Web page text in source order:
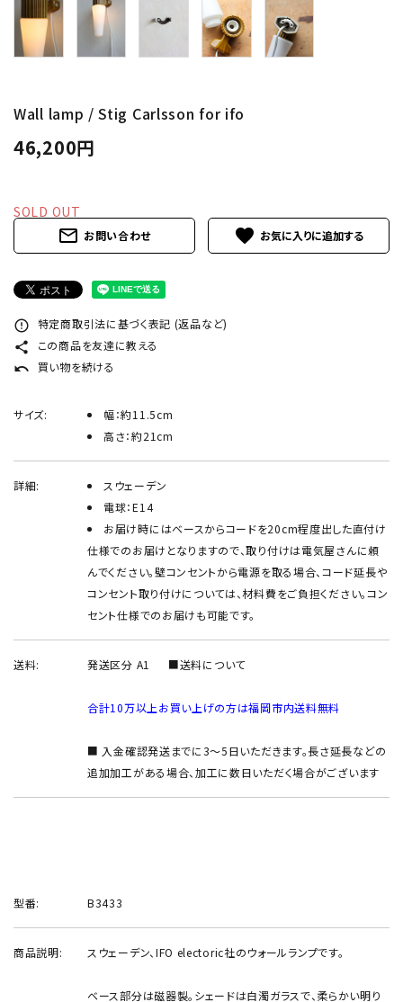
ギャラリー・シーン
納品事例
エキシビジョン・展示会
過去販売
ACCOUNT MENU
meeting_room ログイン person 新規会員登録
Wall lamp / Stig Carlsson for ifo
46,200円
SOLD OUT
mail_outline お問い合わせ favorite
error_outline 特定商取引法に基づく表記 (返品など)
share この商品を友達に教える
undo 買い物を続ける
サイズ:
幅：約11.5cm
高さ：約21cm
詳細:
スウェーデン
電球：E14
お届け時にはベースからコードを20cm程度出した直付け
仕様でのお届けとなりますので、取り付けは電気屋さんに頼
んでください。壁コンセントから電源を取る場合、コード延長や
コンセント取り付けについては、材料費をご負担ください。コン
セント仕様でのお届けも可能です。
送料: 発送区分 A1 ■送料について
合計10万以上お買い上げの方は福岡市内送料無料
■ 入金確認発送までに3～5日いただきます。長さ延長などの
追加加工がある場合、加工に数日いただく場合がございます
型番: B3433
商品説明: スウェーデン、IFO electoric社のウォールランプです。
ベース部分は磁器製。シェードは白濁ガラスで、柔らかい明り